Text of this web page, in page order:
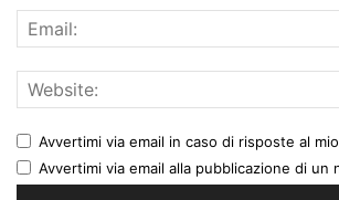
Avvertimi via email in caso di risposte al
Avvertimi via email alla pubblicazione di un